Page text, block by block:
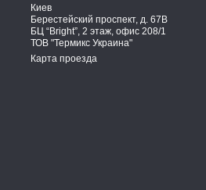
Киев
Берестейский проспект, д. 67В
БЦ “Bright”, 2 этаж, офис 208/1
ТОВ "Термикс Украина"
Карта проезда